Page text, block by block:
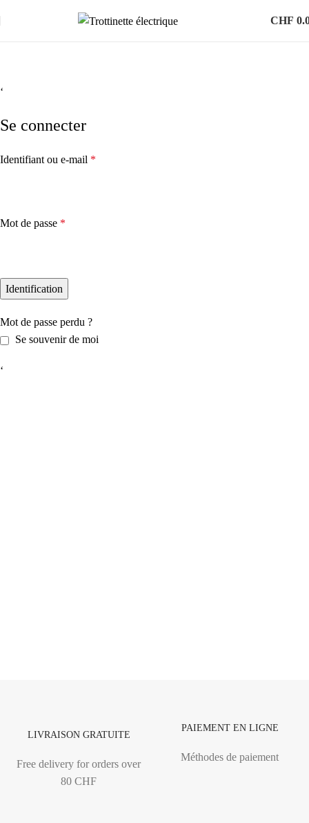
CHF
‘
Se connecter
Identifiant ou e-mail *
Mot de passe *
Identification
Mot de passe perdu ?
Se souvenir de moi
‘
LIVRAISON GRATUITE
Free delivery for orders over
80 CHF
PAIEMENT EN LIGNE
Méthodes de paiement